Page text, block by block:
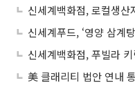
신세계백화점, 로컬생산
신세계푸드, ‘영양 삼계